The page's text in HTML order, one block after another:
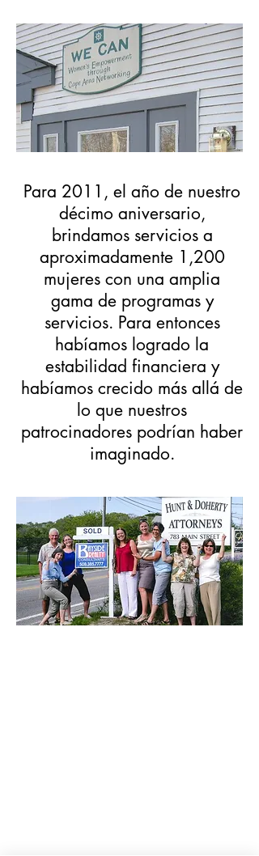
Para 2011, el año de nuestro
décimo aniversario,
brindamos servicios a
aproximadamente 1,200
mujeres con una amplia
gama de programas y
servicios. Para entonces
habíamos logrado la
estabilidad financiera y
habíamos crecido más allá de
lo que nuestros
patrocinadores podrían haber
imaginado.